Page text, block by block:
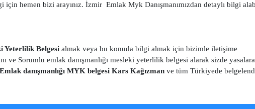
için hemen bizi arayınız. İzmir Emlak Myk Danışmanımızdan detaylı bilgi
Yeterlilik Belgesi almak veya bu konuda bilgi almak için bizimle iletişime
ve Sorumlu emlak danışmanlığı mesleki yeterlilik belgesi alarak sizde
Emlak danışmanlığı MYK belgesi Kars Kağızman ve tüm Türkiyede